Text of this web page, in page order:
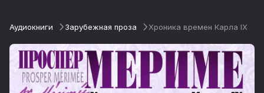
Аудиокниги Зарубежная проза Хроника времен Карла IX